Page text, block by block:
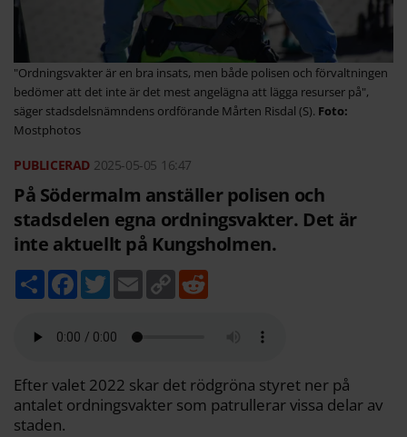
"Ordningsvakter är en bra insats, men både polisen och förvaltningen
bedömer att det inte är det mest angelägna att lägga resurser på",
säger stadsdelsnämndens ordförande Mårten Risdal (S).
Mostphotos
2025-05-05 16:47
På Södermalm anställer polisen och
stadsdelen egna ordningsvakter. Det är
inte aktuellt på Kungsholmen.
D
e
F
b
k
T
w
t
E
m
C
o
k
Efter valet 2022 skar det rödgröna styret ner på
antalet ordningsvakter som patrullerar vissa delar av
staden.